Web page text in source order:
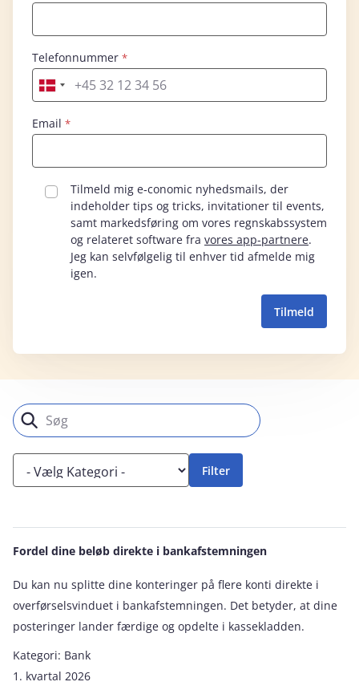
Telefonnummer
Email
Tilmeld mig e‑conomic nyhedsmails, der
indeholder tips og tricks, invitationer til events,
samt markedsføring om vores regnskabssystem
og relateret software fra vores app-partnere.
Jeg kan selvfølgelig til enhver tid afmelde mig
igen.
Fordel dine beløb direkte i bankafstemningen
Du kan nu splitte dine konteringer på flere konti direkte i
overførselsvinduet i bankafstemningen. Det betyder, at dine
posteringer lander færdige og opdelte i kassekladden.
Kategori: Bank
1. kvartal 2026